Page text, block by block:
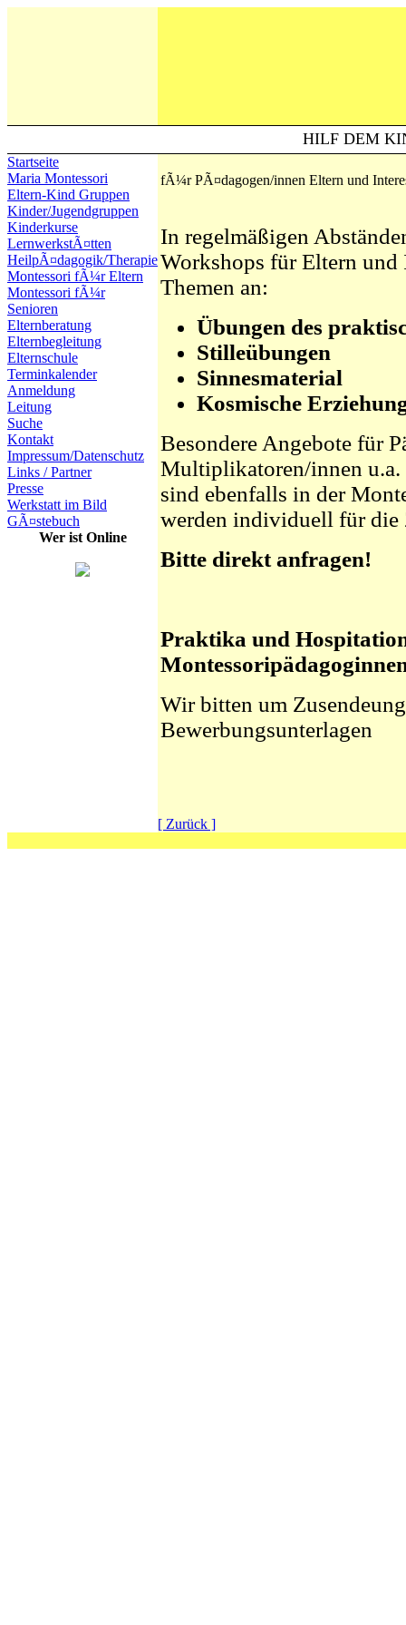
HILF DEM
Startseite
Maria Montessori
Eltern-Kind Gruppen
Kinder/Jugendgruppen
Kinderkurse
LernwerkstÃ¤tten
HeilpÃ¤dagogik/Therapie
Montessori fÃ¼r Eltern
Montessori fÃ¼r
Senioren
Elternberatung
Elternbegleitung
Elternschule
Terminkalender
Anmeldung
Leitung
Suche
Kontakt
Impressum/Datenschutz
Links / Partner
Presse
Werkstatt im Bild
GÃ¤stebuch
Wer ist Online
fÃ¼r PÃ¤dagogen/innen Eltern und
In regelmäßigen
Workshops für Eltern und
Themen an:
Übungen des
Stilleübungen
Sinnesmaterial
Kosmische
Besondere Angebote für
Multiplikatoren/innen
sind ebenfalls in der
werden individuell für
Bitte direkt anfragen!
Praktika und
Wir bitten um
Bewerbungsunterlagen
[ Zurück ]